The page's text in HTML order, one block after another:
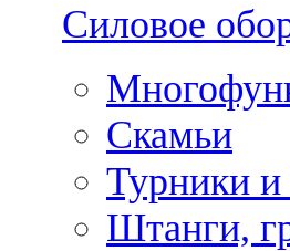
Силовое
Скамьи
Турники и
Штанги,